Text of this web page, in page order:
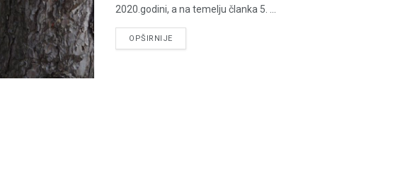
2020.godini, a na temelju članka 5. ...
OPŠIRNIJEDETAILS